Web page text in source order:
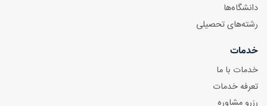
دانشگاه‌ها
رشته‌های تحصیلی
خدمات
خدمات با ما
تعرفه خدمات
رزرو مشاوره